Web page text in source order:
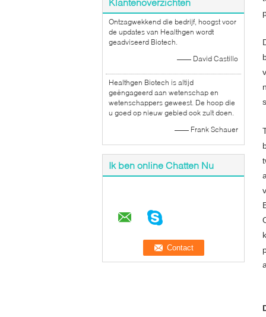
Ontzagwekkend die bedrijf, hoogst voor
de updates van Healthgen wordt
geadviseerd Biotech.
—— David Castillo
Healthgen Biotech is altijd
geëngageerd aan wetenschap en
wetenschappers geweest. De hoop die
u goed op nieuw gebied ook zult doen.
—— Frank Schauer
Ik ben online Chatten Nu